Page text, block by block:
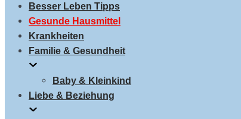
Besser Leben Tipps
Gesunde Hausmittel
Krankheiten
Familie & Gesundheit
Baby & Kleinkind
Liebe & Beziehung